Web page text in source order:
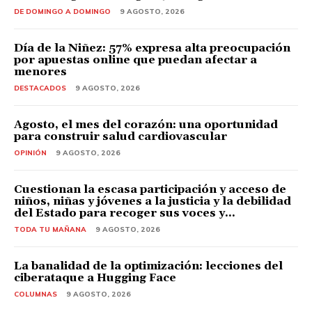
DE DOMINGO A DOMINGO 9 AGOSTO, 2026
Día de la Niñez: 57% expresa alta preocupación
por apuestas online que puedan afectar a
menores
DESTACADOS 9 AGOSTO, 2026
Agosto, el mes del corazón: una oportunidad
para construir salud cardiovascular
OPINIÓN 9 AGOSTO, 2026
Cuestionan la escasa participación y acceso de
niños, niñas y jóvenes a la justicia y la debilidad
del Estado para recoger sus voces y...
TODA TU MAÑANA 9 AGOSTO, 2026
La banalidad de la optimización: lecciones del
ciberataque a Hugging Face
COLUMNAS 9 AGOSTO, 2026